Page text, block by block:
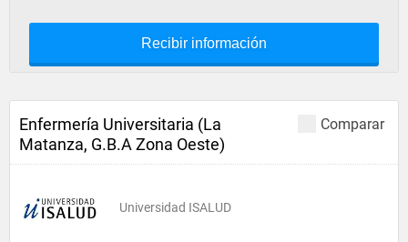
Recibir información
Comparar
Enfermería Universitaria (La
Matanza, G.B.A Zona Oeste)
Universidad ISALUD